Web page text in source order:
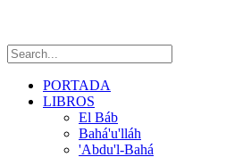
PORTADA
LIBROS
El Báb
Bahá'u'lláh
'Abdu'l-Bahá